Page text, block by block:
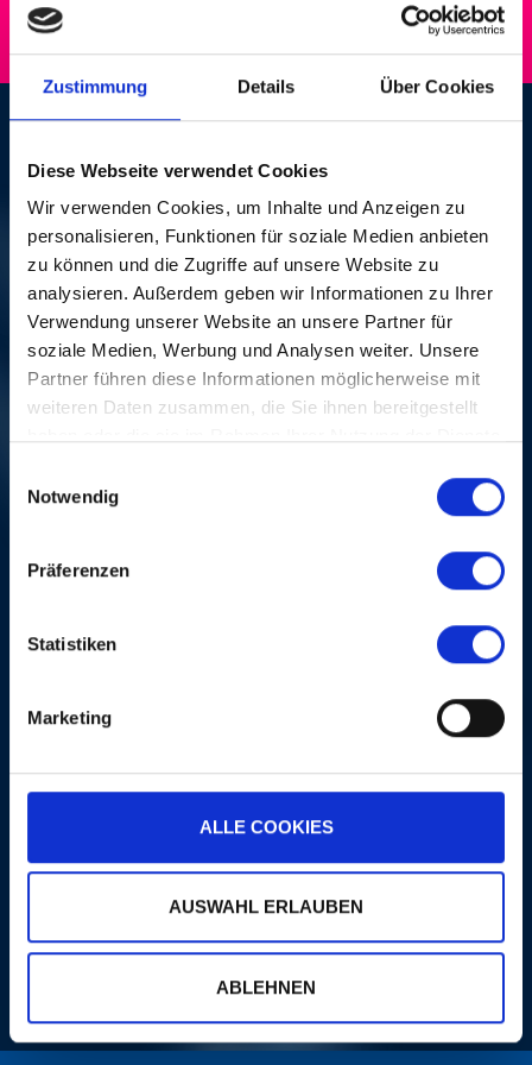
Zustimmung Details Über Cookies
Diese Webseite verwendet Cookies
Wir verwenden Cookies, um Inhalte und Anzeigen zu
personalisieren, Funktionen für soziale Medien anbieten
zu können und die Zugriffe auf unsere Website zu
analysieren. Außerdem geben wir Informationen zu Ihrer
Verwendung unserer Website an unsere Partner für
soziale Medien, Werbung und Analysen weiter. Unsere
Partner führen diese Informationen möglicherweise mit
weiteren Daten zusammen, die Sie ihnen bereitgestellt
Notwendig
Präferenzen
Statistiken
Marketing
ALLE COOKIES
AUSWAHL ERLAUBEN
ABLEHNEN
ETTA JAMES
THU, 26. OCT 1995, 8
PM | SOUL & BLUES
Messe Basel
In the autumn of 1995, B.B. King’s dream of a big US
tour with Etta James came true. She came to Basel
without B.B., but the queen of soul was enough of a
superstar to excite up to 30,000 people with her own
more than just a funky warm up band, since Prince,
Mick Jagger and Michael Jackson could hardly have
D-INFLUENCE